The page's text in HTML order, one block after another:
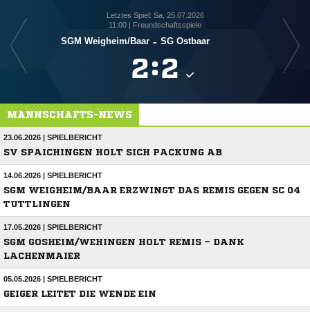
Letztes Spiel: Sa, 25.07.2026
11:00 | Freundschaftsspiele
SGM Weigheim/​Baar - SG Ostbaar
:
MANNSCHAFTS-NEWS
23.06.2026 | SPIELBERICHT
SV SPAICHINGEN HOLT SICH PACKUNG AB
14.06.2026 | SPIELBERICHT
SGM WEIGHEIM/BAAR ERZWINGT DAS REMIS GEGEN SC 04
TUTTLINGEN
17.05.2026 | SPIELBERICHT
SGM GOSHEIM/WEHINGEN HOLT REMIS – DANK
LACHENMAIER
05.05.2026 | SPIELBERICHT
GEIGER LEITET DIE WENDE EIN